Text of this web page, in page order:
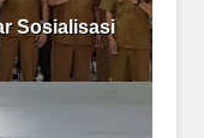
Sosialisasi